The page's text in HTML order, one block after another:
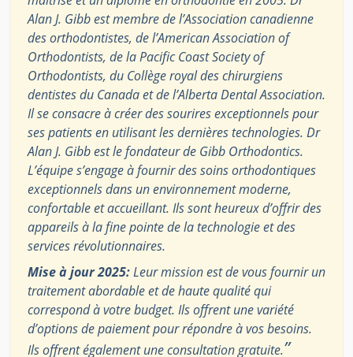
Alan J. Gibb est membre de l’Association canadienne
des orthodontistes, de l’American Association of
Orthodontists, de la Pacific Coast Society of
Orthodontists, du Collège royal des chirurgiens
dentistes du Canada et de l’Alberta Dental Association.
Il se consacre à créer des sourires exceptionnels pour
ses patients en utilisant les dernières technologies. Dr
Alan J. Gibb est le fondateur de Gibb Orthodontics.
L’équipe s’engage à fournir des soins orthodontiques
exceptionnels dans un environnement moderne,
confortable et accueillant. Ils sont heureux d’offrir des
appareils à la fine pointe de la technologie et des
services révolutionnaires.
Mise à jour 2025:Leur mission est de vous fournir un
traitement abordable et de haute qualité qui
correspond à votre budget. Ils offrent une variété
d’options de paiement pour répondre à vos besoins.
Ils offrent également une consultation gratuite.”